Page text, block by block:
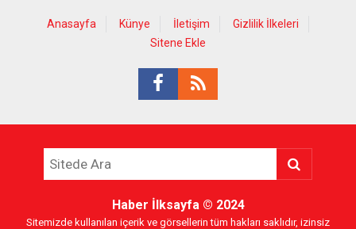
Anasayfa Künye İletişim
Gizlilik İlkeleri
Sitene Ekle
Haber İlksayfa© 2024
Sitemizde kullanılan içerik ve görsellerin tüm hakları saklıdır, izinsiz